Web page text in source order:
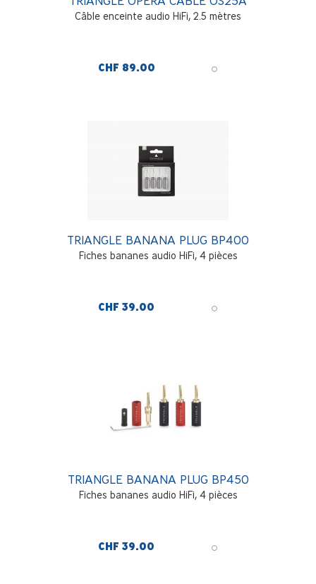
Câble enceinte audio HiFi, 2.5 mètres
CHF 89.00
TRIANGLE BANANA PLUG BP400
Fiches bananes audio HiFi, 4 pièces
CHF 39.00
TRIANGLE BANANA PLUG BP450
Fiches bananes audio HiFi, 4 pièces
CHF 39.00